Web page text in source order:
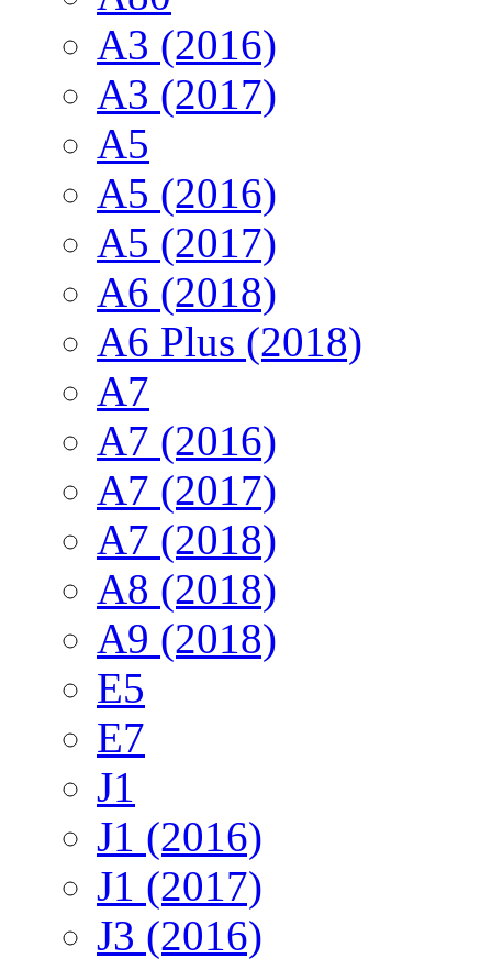
A3 (2016)
A3 (2017)
A5
A5 (2016)
A5 (2017)
A6 (2018)
A6 Plus (2018)
A7
A7 (2016)
A7 (2017)
A7 (2018)
A8 (2018)
A9 (2018)
E5
E7
J1
J1 (2016)
J1 (2017)
J3 (2016)